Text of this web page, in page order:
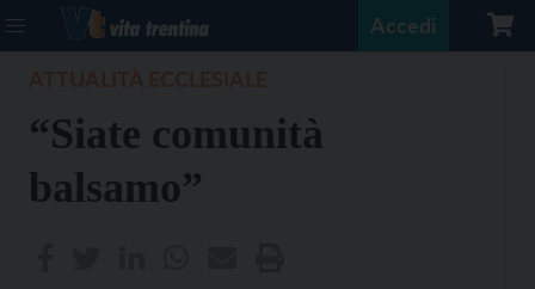
Accedi
“Siate comunità
balsamo”